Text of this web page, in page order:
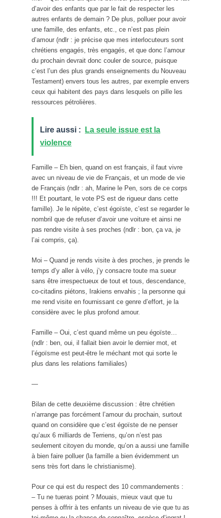
d’avoir des enfants que par le fait de respecter les
autres enfants de demain ? De plus, polluer pour avoir
une famille, des enfants, etc., ce n’est pas plein
d’amour (ndlr : je précise que mes interlocuteurs sont
chrétiens engagés, très engagés, et que donc l’amour
du prochain devrait donc couler de source, puisque
c’est l’un des plus grands enseignements du Nouveau
Testament) envers tous les autres, par exemple envers
ceux qui habitent des pays dans lesquels on pille les
ressources pétrolières.
Lire aussi :
La seule issue est la
violence
Famille – Eh bien, quand on est français, il faut vivre
avec un niveau de vie de Français, et un mode de vie
de Français (ndlr : ah, Marine le Pen, sors de ce corps
!!! Et pourtant, le vote PS est de rigueur dans cette
famille). Je le répète, c’est égoïste, c’est se regarder le
nombril que de refuser d’avoir une voiture et ainsi ne
pas rendre visite à ses proches (ndlr : bon, ça va, je
l’ai compris, ça).
Moi – Quand je rends visite à des proches, je prends le
temps d’y aller à vélo, j’y consacre toute ma sueur
sans être irrespectueux de tout et tous, descendance,
co-citadins piétons, Irakiens envahis ; la personne qui
me rend visite en fournissant ce genre d’effort, je la
considère avec le plus profond amour.
Famille – Oui, c’est quand même un peu égoïste…
(ndlr : ben, oui, il fallait bien avoir le dernier mot, et
l’égoïsme est peut-être le méchant mot qui sorte le
plus dans les relations familiales)
—
Bilan de cette deuxième discussion : être chrétien
n’arrange pas forcément l’amour du prochain, surtout
quand on considère que c’est égoïste de ne penser
qu’aux 6 milliards de Terriens, qu’on n’est pas
seulement citoyen du monde, qu’on a aussi une famille
à bien faire polluer (la famille a bien évidemment un
sens très fort dans le christianisme).
Pour ce qui est du respect des 10 commandements :
– Tu ne tueras point ? Mouais, mieux vaut que tu
penses à offrir à tes enfants un niveau de vie que tu as